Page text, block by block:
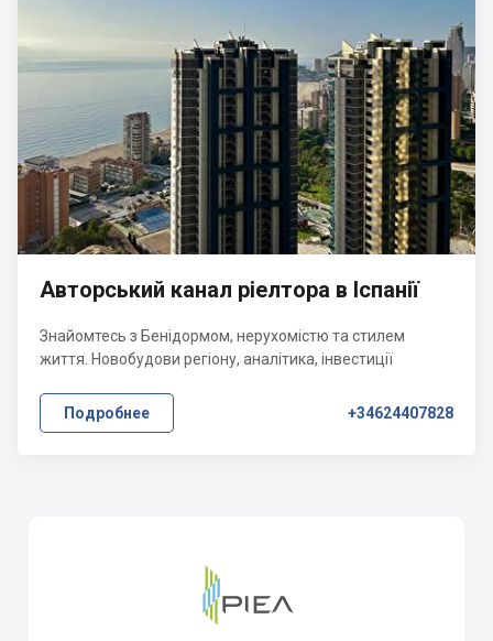
Авторський канал ріелтора в Іспанії
Знайомтесь з Бенідормом, нерухомістю та стилем
життя. Новобудови регіону, аналітика, інвестиції
Подробнее +34624407828